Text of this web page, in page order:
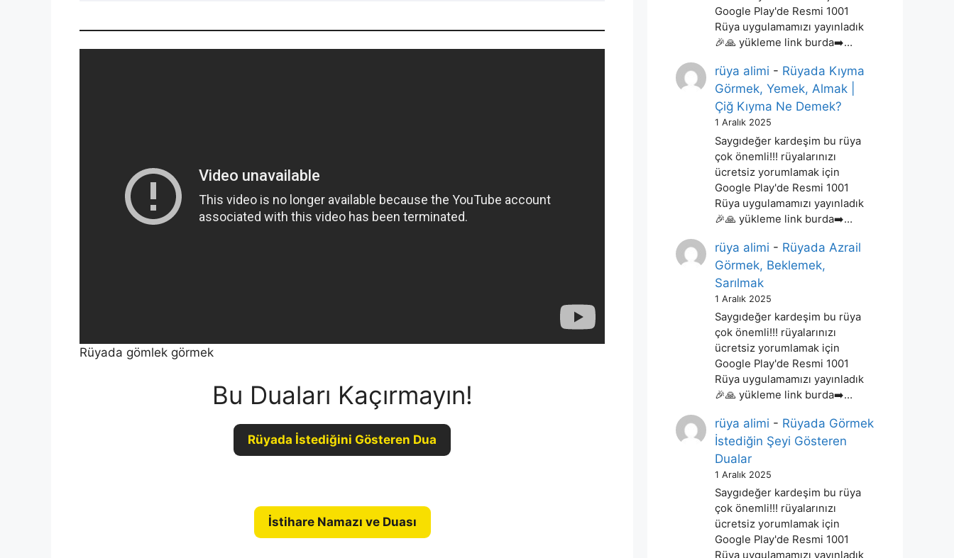
Rüyada gömlek görmek
Bu Duaları Kaçırmayın!
Rüyada İstediğini Gösteren Dua
İstihare Namazı ve Duası
Google Play'de Resmi 1001
Rüya uygulamamızı yayınladık
🎉🙏 yükleme link burda➡️…
rüya alimi - Rüyada Kıyma
Görmek, Yemek, Almak |
Çiğ Kıyma Ne Demek?
1 Aralık 2025
Saygıdeğer kardeşim bu rüya
çok önemli!!! rüyalarınızı
ücretsiz yorumlamak için
Google Play'de Resmi 1001
Rüya uygulamamızı yayınladık
🎉🙏 yükleme link burda➡️…
rüya alimi - Rüyada Azrail
Görmek, Beklemek,
Sarılmak
1 Aralık 2025
Saygıdeğer kardeşim bu rüya
çok önemli!!! rüyalarınızı
ücretsiz yorumlamak için
Google Play'de Resmi 1001
Rüya uygulamamızı yayınladık
🎉🙏 yükleme link burda➡️…
rüya alimi - Rüyada Görmek
İstediğin Şeyi Gösteren
Dualar
1 Aralık 2025
Saygıdeğer kardeşim bu rüya
çok önemli!!! rüyalarınızı
ücretsiz yorumlamak için
Google Play'de Resmi 1001